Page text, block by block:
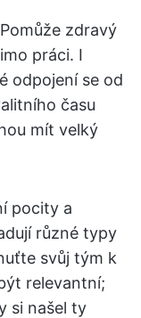
zdravý
práci. I
odpojení se od
času
mít velký
pocity a
různé typy
svůj tým k
relevantní;
si našel ty